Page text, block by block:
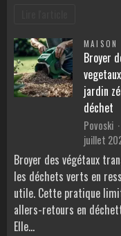
MAISON
Broyer
jardin
déchet
Povoski
juillet
Broyer des végétaux
les déchets verts en
utile. Cette pratique
allers-retours en
Elle…